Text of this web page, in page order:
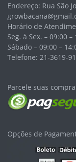
Endereço: Rua São
Horário de
Seg. à Sex. – 09:00 –
Sábado – 09:00 –
Telefone: 21-3619-
Parcele suas
Opções de